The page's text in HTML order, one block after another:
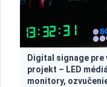
Digital signage pre
projekt – LED
monitory,